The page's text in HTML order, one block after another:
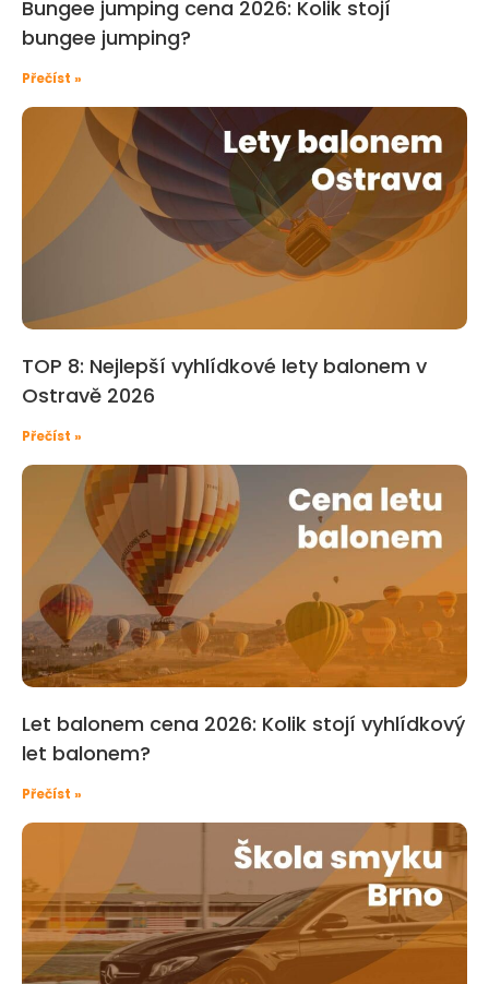
Bungee jumping cena 2026: Kolik stojí
bungee jumping?
Přečíst »
TOP 8: Nejlepší vyhlídkové lety balonem v
Ostravě 2026
Přečíst »
Let balonem cena 2026: Kolik stojí vyhlídkový
let balonem?
Přečíst »